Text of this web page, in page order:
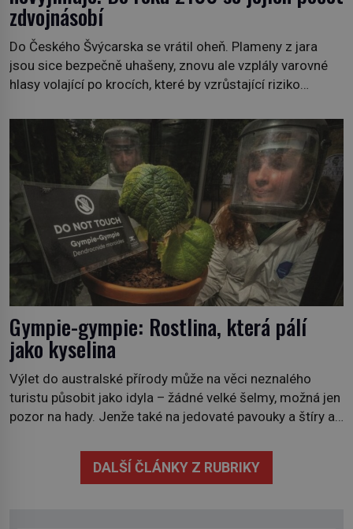
zdvojnásobí
Do Českého Švýcarska se vrátil oheň. Plameny z jara
jsou sice bezpečně uhašeny, znovu ale vzplály varovné
hlasy volající po krocích, které by vzrůstající riziko
požáry už nejsou problémem pouze vzdáleného
Středomoří. S oteplujícím se klimatem, vysušenou
krajinou a desetiletími lidských zásahů se z nich stává
nový evropský normál […]
Gympie-gympie: Rostlina, která pálí
jako kyselina
Výlet do australské přírody může na věci neznalého
turistu působit jako idyla – žádné velké šelmy, možná jen
pozor na hady. Jenže také na jedovaté pavouky a štíry a
Stačí letmý dotyk a ozve se pronikavá bolest, která
přetrvává i týdny. Nenápadný tento […]
DALŠÍ ČLÁNKY Z RUBRIKY